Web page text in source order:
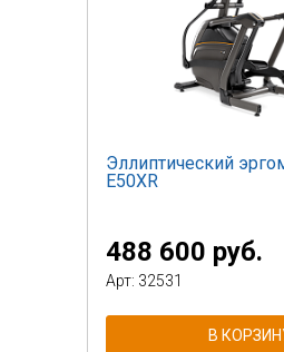
Эллиптический
E50XR
488 600 руб.
Арт: 32531
В